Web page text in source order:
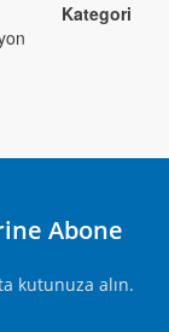
Kategori
Abone
kutunuza alın.